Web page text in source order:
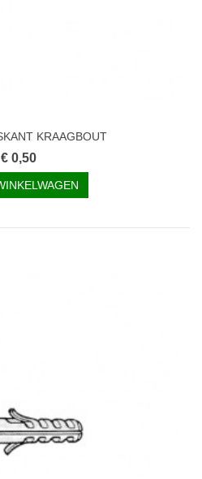
KRAAGBOUT
€ 0,50